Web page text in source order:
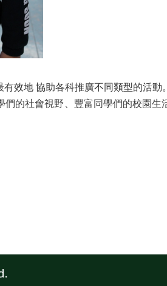
效地 協助各科推廣不同類型的活動
的社會視野、豐富同學們的校園生